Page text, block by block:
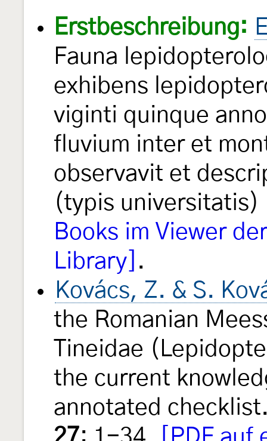
Erstbeschreibung:
Fauna
exhibens
viginti quinque
fluvium inter et
observavit et
(typis universitatis)
Books im Viewer
Library] .
Kovács, Z. & S.
the Romanian
Tineidae
the current
annotated